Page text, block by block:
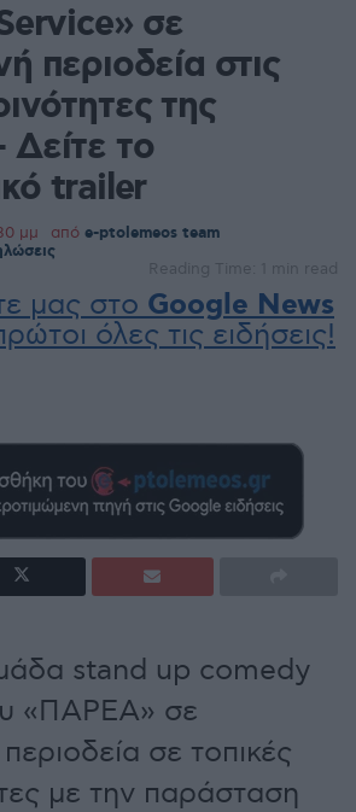
σε
περιοδεία στις
της
το
trailer
μμ από e-ptolemeos team
Reading Time: 1 min read
μας στο Google News
όλες τις ειδήσεις!
stand up comedy
«ΠΑΡΕΑ» σε
σε τοπικές
με την παράσταση